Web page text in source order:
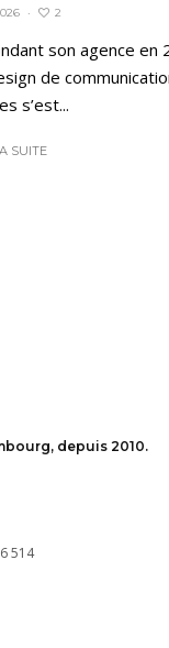
· 2
son agence
de
s’est...
SUITE
depuis 2010.
514